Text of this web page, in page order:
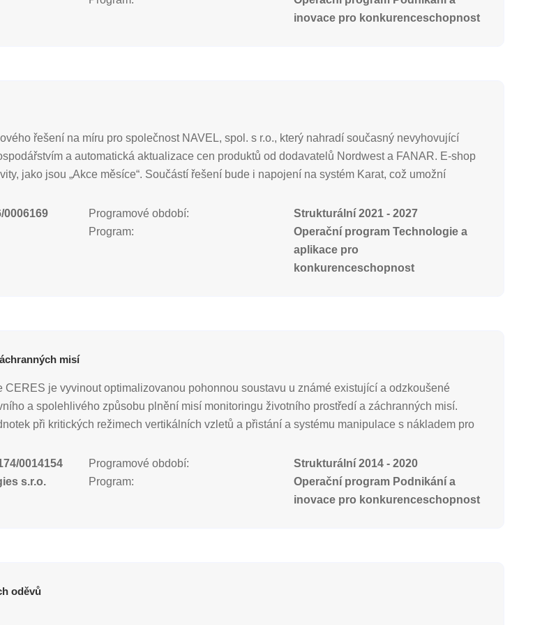
inovace pro konkurenceschopnost
řešení na míru pro společnost NAVEL, spol. s r.o., který nahradí současný nevyhovující
a automatická aktualizace cen produktů od dodavatelů Nordwest a FANAR. E-shop
jako jsou „Akce měsíce“. Součástí řešení bude i napojení na systém Karat, což umožní
0006169
Programové období:
Strukturální 2021 - 2027
Program:
Operační program Technologie a
aplikace pro
konkurenceschopnost
misí
je vyvinout optimalizovanou pohonnou soustavu u známé existující a odzkoušené
a spolehlivého způsobu plnění misí monitoringu životního prostředí a záchranných misí.
při kritických režimech vertikálních vzletů a přistání a systému manipulace s nákladem pro
0014154
s.r.o.
Programové období:
Strukturální 2014 - 2020
Program:
Operační program Podnikání a
inovace pro konkurenceschopnost
oděvů